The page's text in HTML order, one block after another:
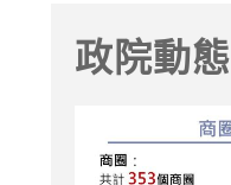
政院動態